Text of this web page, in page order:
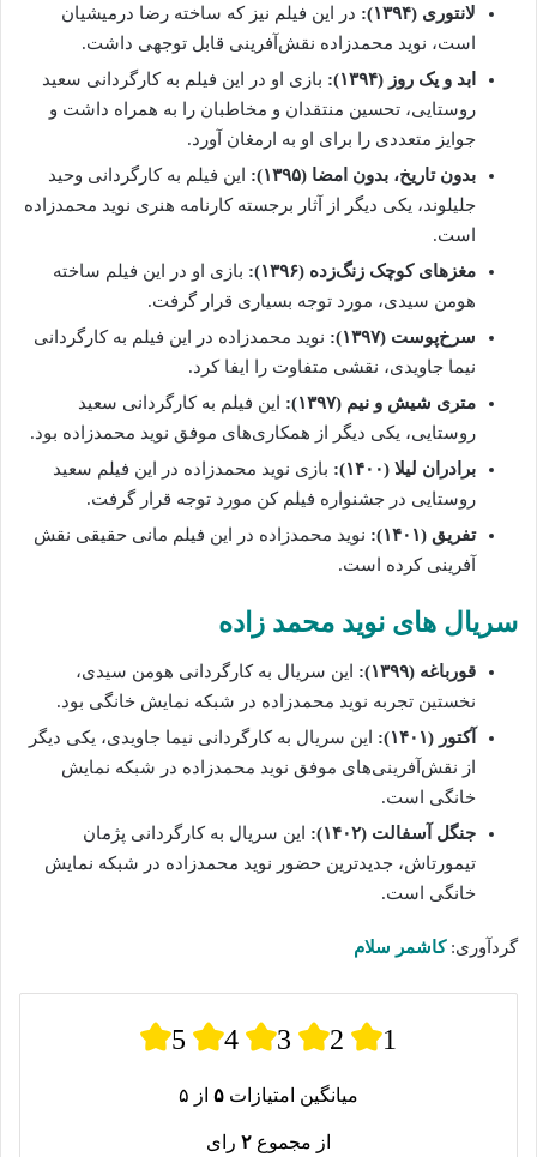
لانتوری (۱۳۹۴):
در این فیلم نیز که ساخته‌ رضا درمیشیان
است، نوید محمدزاده نقش‌آفرینی قابل توجهی داشت.
ابد و یک روز (۱۳۹۴):
بازی او در این فیلم به کارگردانی سعید
روستایی، تحسین منتقدان و مخاطبان را به همراه داشت و
جوایز متعددی را برای او به ارمغان آورد.
بدون تاریخ، بدون امضا (۱۳۹۵):
این فیلم به کارگردانی وحید
جلیلوند، یکی دیگر از آثار برجسته کارنامه هنری نوید محمدزاده
است.
مغزهای کوچک زنگ‌زده (۱۳۹۶):
بازی او در این فیلم ساخته
هومن سیدی، مورد توجه بسیاری قرار گرفت.
سرخ‌پوست (۱۳۹۷):
نوید محمدزاده در این فیلم به کارگردانی
نیما جاویدی، نقشی متفاوت را ایفا کرد.
متری شیش و نیم (۱۳۹۷):
این فیلم به کارگردانی سعید
روستایی، یکی دیگر از همکاری‌های موفق نوید محمدزاده بود.
برادران لیلا (۱۴۰۰):
بازی نوید محمدزاده در این فیلم سعید
روستایی در جشنواره فیلم کن مورد توجه قرار گرفت.
تفریق (۱۴۰۱):
نوید محمدزاده در این فیلم مانی حقیقی نقش
آفرینی کرده است.
سریال‌ های نوید محمد زاده‌‌
قورباغه (۱۳۹۹):
این سریال به کارگردانی هومن سیدی،
نخستین تجربه نوید محمدزاده‌ در شبکه نمایش خانگی بود.
آکتور (۱۴۰۱):
این سریال به کارگردانی نیما جاویدی، یکی دیگر
از نقش‌آفرینی‌های موفق نوید محمدزاده‌ در شبکه نمایش
خانگی است.
جنگل آسفالت (۱۴۰۲):
این سریال به کارگردانی پژمان
تیمورتاش، جدیدترین حضور نوید محمدزاده در شبکه نمایش
خانگی است.
گردآوری:کاشمر سلام
5 4 3 2 1
میانگین امتیازات ۵ از ۵
از مجموع ۲ رای